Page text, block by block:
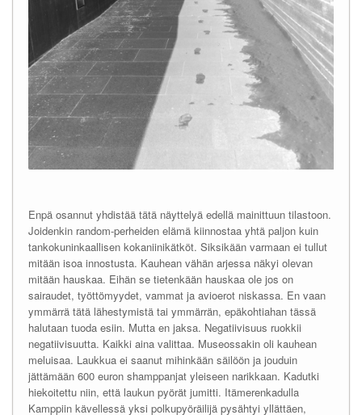
Enpä osannut yhdistää tätä näyttelyä edellä mainittuun tilastoon.
Joidenkin random-perheiden elämä kiinnostaa yhtä paljon kuin
tankokuninkaallisen kokaniinikätköt. Siksikään varmaan ei tullut
mitään isoa innostusta. Kauhean vähän arjessa näkyi olevan
mitään hauskaa. Eihän se tietenkään hauskaa ole jos on
sairaudet, työttömyydet, vammat ja avioerot niskassa. En vaan
ymmärrä tätä lähestymistä tai ymmärrän, epäkohtiahan tässä
halutaan tuoda esiin. Mutta en jaksa. Negatiivisuus ruokkii
negatiivisuutta. Kaikki aina valittaa. Museossakin oli kauhean
meluisaa. Laukkua ei saanut mihinkään säilöön ja jouduin
jättämään 600 euron shamppanjat yleiseen narikkaan. Kadutki
hiekoitettu niin, että laukun pyörät jumitti. Itämerenkadulla
Kamppiin kävellessä yksi polkupyöräilijä pysähtyi yllättäen,